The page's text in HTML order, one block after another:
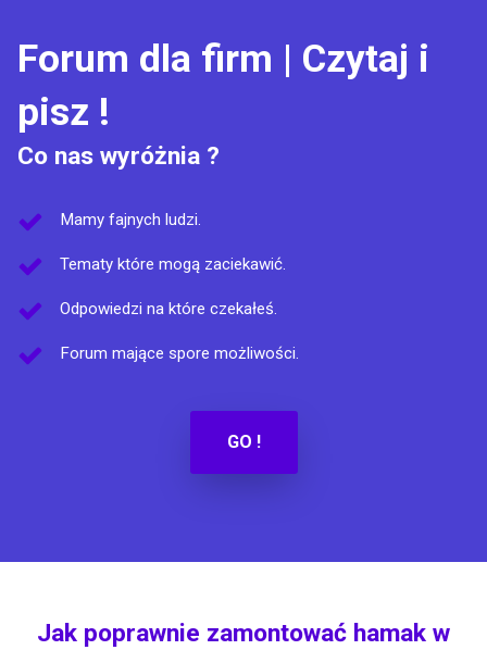
Forum dla firm | Czytaj i
pisz !
Co nas wyróżnia ?
Mamy fajnych ludzi.
Tematy które mogą zaciekawić.
Odpowiedzi na które czekałeś.
Forum mające spore możliwości.
GO !
Jak poprawnie zamontować hamak w